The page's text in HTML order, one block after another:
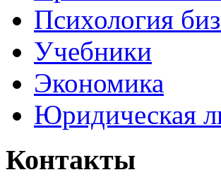
Психология
Учебники
Экономика
Юридическая
Контакты